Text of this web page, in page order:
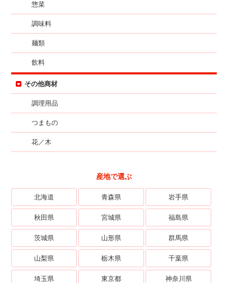
惣菜
調味料
麺類
飲料
その他商材
調理用品
つまもの
花／木
産地で選ぶ
北海道 青森県 岩手県
秋田県 宮城県 福島県
茨城県 山形県 群馬県
山梨県 栃木県 千葉県
埼玉県 東京都 神奈川県